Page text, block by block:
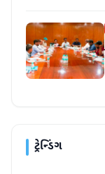
ટ્રેન્ડિંગ